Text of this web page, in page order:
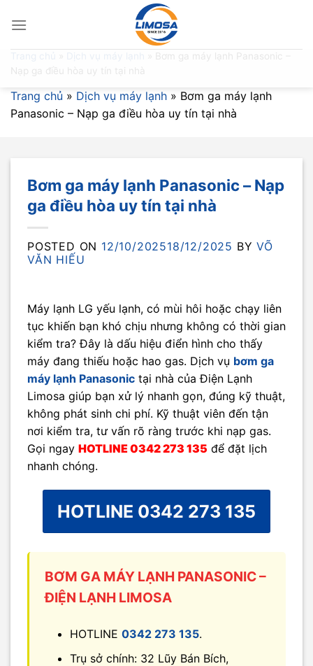
Bơm ga máy lạnh Panasonic –
Nạp ga điều hòa uy tín tại nhà
Trang chủ » Dịch vụ máy lạnh » Bơm ga máy lạnh
Panasonic – Nạp ga điều hòa uy tín tại nhà
Bơm ga máy lạnh Panasonic – Nạp
ga điều hòa uy tín tại nhà
POSTED ON 12/10/202518/12/2025 BYVÕ
VĂN HIẾU
Máy lạnh LG yếu lạnh, có mùi hôi hoặc chạy liên
tục khiến bạn khó chịu nhưng không có thời gian
kiểm tra? Đây là dấu hiệu điển hình cho thấy
máy đang thiếu hoặc hao gas. Dịch vụ bơm ga
máy lạnh Panasonic tại nhà của Điện Lạnh
Limosa giúp bạn xử lý nhanh gọn, đúng kỹ thuật,
không phát sinh chi phí. Kỹ thuật viên đến tận
nơi kiểm tra, tư vấn rõ ràng trước khi nạp gas.
Gọi ngay HOTLINE 0342 273 135 để đặt lịch
nhanh chóng.
HOTLINE 0342 273 135
BƠM GA MÁY LẠNH PANASONIC –
ĐIỆN LẠNH LIMOSA
HOTLINE 0342 273 135.
Trụ sở chính: 32 Lũy Bán Bích,